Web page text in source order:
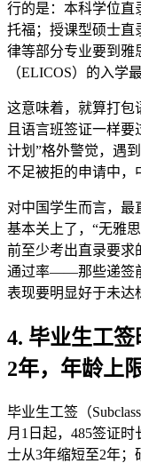
行的是：本科学位直
托福；授课型硕士直
律等部分专业要到雅
（ELICOS）的入学
这意味着，就算打包
且语言班签证一样
计划”格外警觉，遇
不足被拒的申请中，
对中国学生而言，最
基本关上了，“无雅
前至少考出直录要求
通过率——那些递签
表现要明显好于未达
4. 毕业生工
2年，年龄上
毕业生工签（
月1日起，485签证
士从3年缩短至2年；